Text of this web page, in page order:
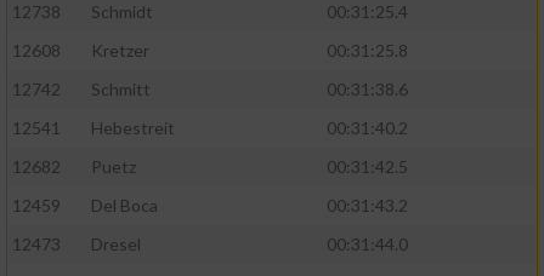
12738
Schmidt
00:31:25.4
12608
Kretzer
00:31:25.8
12742
Schmitt
00:31:38.6
12541
Hebestreit
00:31:40.2
12682
Puetz
00:31:42.5
12459
Del Boca
00:31:43.2
12473
Dresel
00:31:44.0